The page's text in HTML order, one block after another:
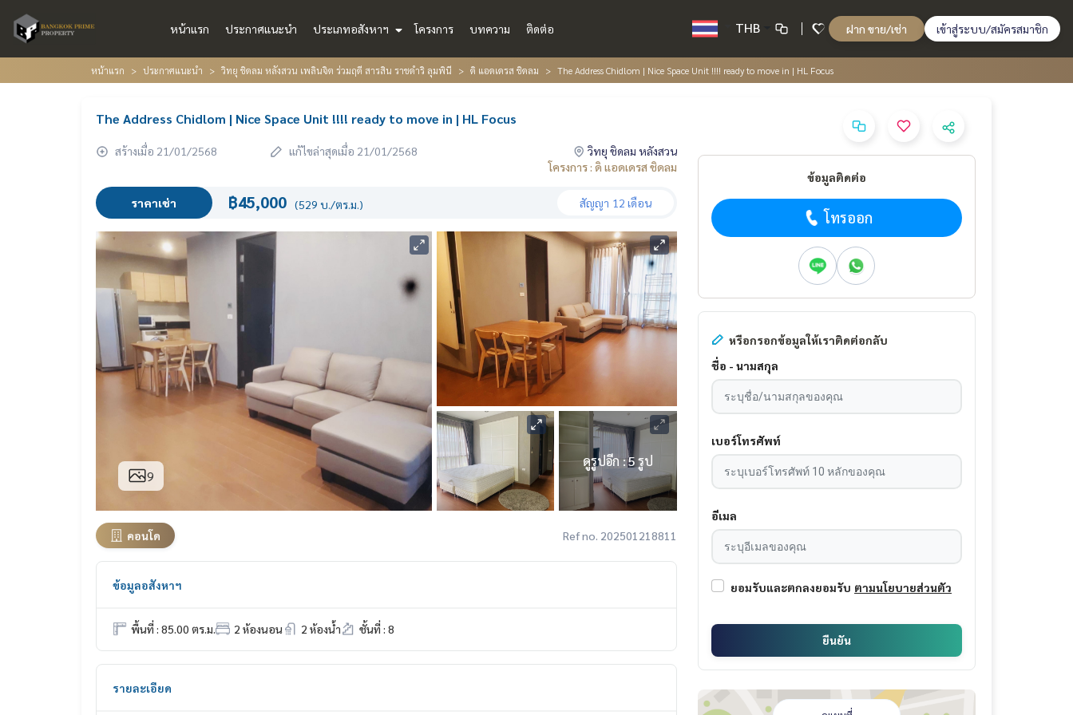
หน้าแรก ประกาศแนะนำ ประเภทอสังหาฯ โครงการ บทความ ติดต่อ THB ฝาก ขาย/เช่า เข้าสู่ระบบ/สมัครสมาชิก
หน้าแรก ประกาศแนะนำ วิทยุ ชิดลม หลังสวน เพลินจิต ร่วมฤดี สารสิน ราชดำริ ลุมพินี ดิ แอดเดรส ชิดลม The Address Chidlom | Nice Space Unit !!!! ready to move in | HL Focus
The Address Chidlom | Nice Space Unit !!!! ready to move in | HL Focus
สร้างเมื่อ 21/01/2568 แก้ไขล่าสุดเมื่อ 21/01/2568
วิทยุ ชิดลม หลังสวน
โครงการ : ดิ แอดเดรส ชิดลม
ราคาเช่า ฿45,000 (529 บ./ตร.ม.) สัญญา 12 เดือน
9
ดูรูปอีก : 5 รูป
คอนโด Ref no. 202501218811
ข้อมูลอสังหาฯ
พื้นที่ : 85.00 ตร.ม. 2 ห้องนอน 2 ห้องน้ำ ชั้นที่ : 8
รายละเอียด
ข้อมูลติดต่อ
โทรออก
หรือกรอกข้อมูลให้เราติดต่อกลับ
ชื่อ - นามสกุล
เบอร์โทรศัพท์
อีเมล
ยอมรับและตกลงยอมรับ ตามนโยบายส่วนตัว
ยืนยัน